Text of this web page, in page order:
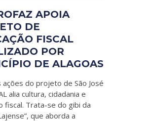
APOIA
DE
FISCAL
POR
DE ALAGOAS
ações do projeto de São José
alia cultura, cidadania e
fiscal. Trata-se do gibi da
que aborda a